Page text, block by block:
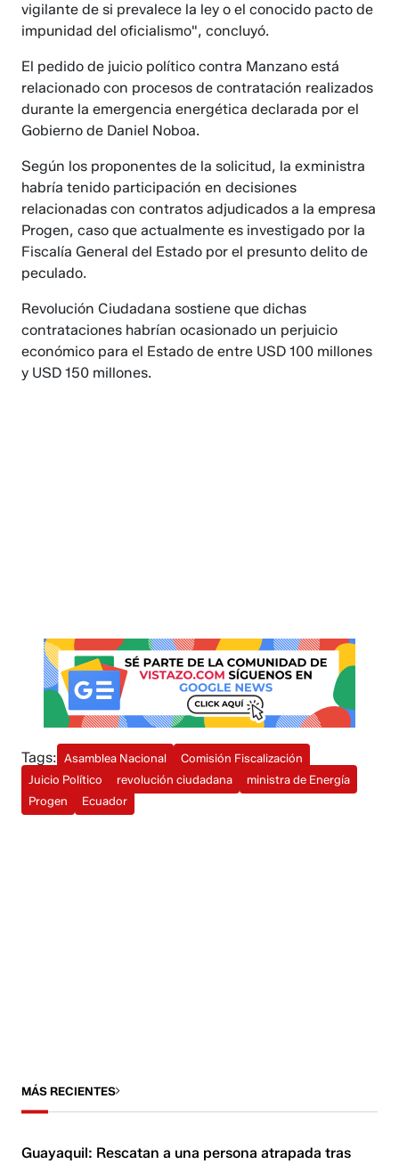
vigilante de si prevalece la ley o el conocido pacto de
impunidad del oficialismo", concluyó.
El pedido de juicio político contra Manzano está
relacionado con procesos de contratación realizados
durante la emergencia energética declarada por el
Gobierno de Daniel Noboa.
Según los proponentes de la solicitud, la exministra
habría tenido participación en decisiones
relacionadas con contratos adjudicados a la empresa
Progen, caso que actualmente es investigado por la
Fiscalía General del Estado por el presunto delito de
peculado.
Revolución Ciudadana sostiene que dichas
contrataciones habrían ocasionado un perjuicio
económico para el Estado de entre USD 100 millones
y USD 150 millones.
Tags: Asamblea Nacional
Comisión Fiscalización
Juicio Político
revolución ciudadana
ministra de Energía
Progen
Ecuador
MÁS RECIENTES
Guayaquil: Rescatan a una persona atrapada tras